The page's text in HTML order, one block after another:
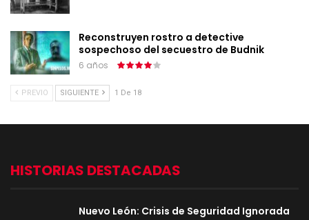
Reconstruyen rostro a detective
sospechoso del secuestro de Budnik
6 años
PREVIO SIGUIENTE 1 De 18
HISTORIAS DESTACADAS
Nuevo León: Crisis de Seguridad Ignorada